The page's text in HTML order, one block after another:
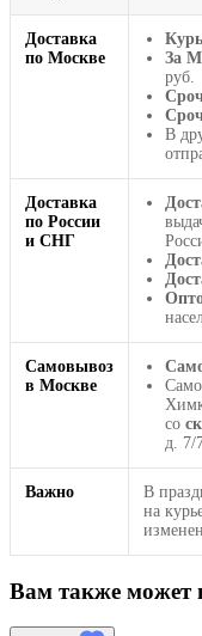
Доставка
по Москве
За
руб.
В
Доставка
по России
и СНГ
Самовывоз
в Москве
со
д. 7/
Важно
В
на
Вам также может